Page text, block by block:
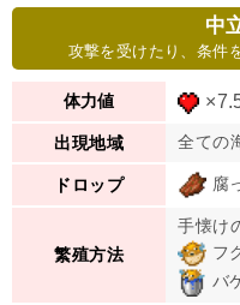
中
攻撃を受けたり、条件
体力値
出現地域 全ての
ドロップ 腐
繁殖方法
手懐け
フ
バ